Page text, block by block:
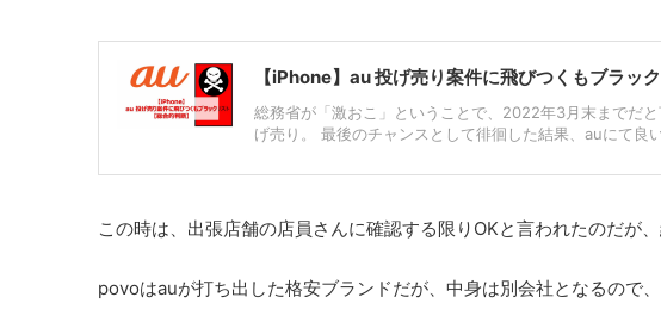
【iPhone】au 投げ売り案件に飛びつくもブラック
総務省が「激おこ」ということで、2022年3月末までだ
げ売り。 最後のチャンスとして徘徊した結果、auにて良
この時は、出張店舗の店員さんに確認する限りOKと言われたのだが
povoはauが打ち出した格安ブランドだが、中身は別会社となるので